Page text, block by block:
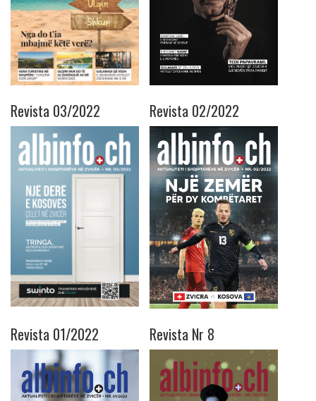
Revista 03/2022 Revista 02/2022
Revista 01/2022 Revista Nr 8